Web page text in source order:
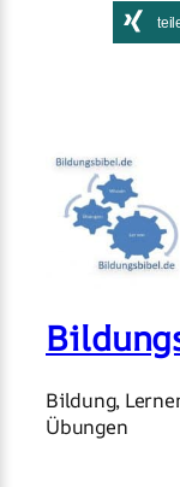
Bildung,
Übungen